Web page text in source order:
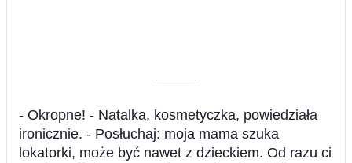
––––––––––
- Okropne! - Natalka, kosmetyczka, powiedziała
ironicznie. - Posłuchaj: moja mama szuka
lokatorki, może być nawet z dzieckiem. Od razu ci